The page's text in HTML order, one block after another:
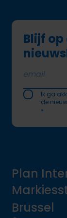
Blijf
Ik ga
de
*
Plan
Brussel